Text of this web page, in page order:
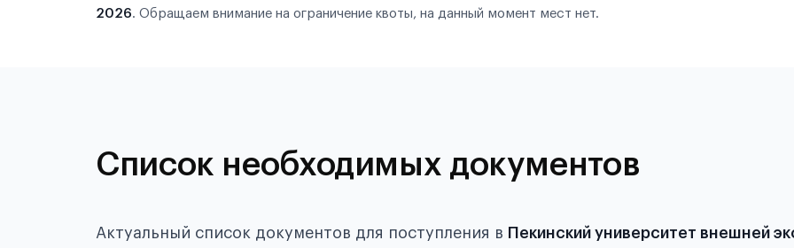
2026. Обращаем внимание на ограничение квоты, на данный момент мест нет.
Список необходимых документов
Актуальный список документов для поступления в Пекинский университет внешней